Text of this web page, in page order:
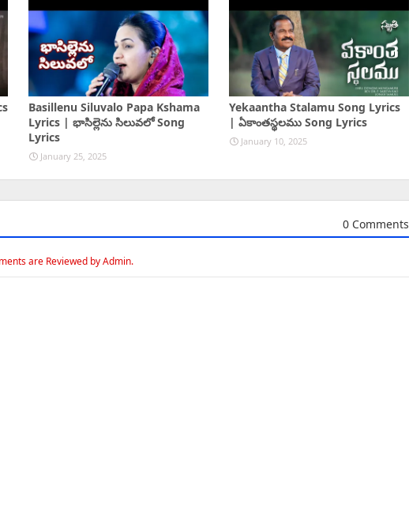
Basillenu Siluvalo Papa Kshama
Lyrics | భాసిల్లెను సిలువలో Song
Lyrics
January 25, 2025
Yekaantha Stalamu Song Lyrics
| ఏకాంతస్థలము Song Lyrics
January 10, 2025
0 Comments
are Reviewed by Admin.